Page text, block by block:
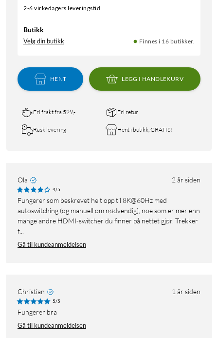
2-6 virkedagers leveringstid
Butikk
Velg din butikk Finnes i 16 butikker.
HENT LEGG I HANDLEKURV
Fri frakt fra 599,- Fri retur
Rask levering Hent i butikk, GRATIS!
Ola 2 år siden
4/5
Fungerer som beskrevet helt opp til 8K@60Hz med
autoswitching (og manuell om nødvendig), noe som er mer enn
mange andre HDMI-switcher du finner på nettet gjør. Trekker
f...
Gå til kundeanmeldelsen
Christian 1 år siden
5/5
Fungerer bra
Gå til kundeanmeldelsen